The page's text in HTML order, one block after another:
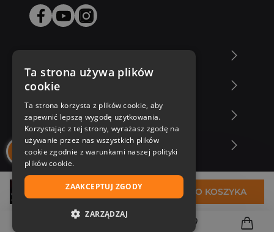
35,64 zł DO KOSZYKA
Zakupy u nas
Nasza oferta
Nasi autorzy
Ta strona używa plików
cookie
Ta strona korzysta z plików cookie, aby
zapewnić lepszą wygodę użytkowania.
Korzystając z tej strony, wyrażasz zgodę na
używanie przez nas wszystkich plików
cookie zgodnie z warunkami naszej polityki
plików cookie.
ZAAKCEPTUJ ZGODY
ZARZĄDZAJ